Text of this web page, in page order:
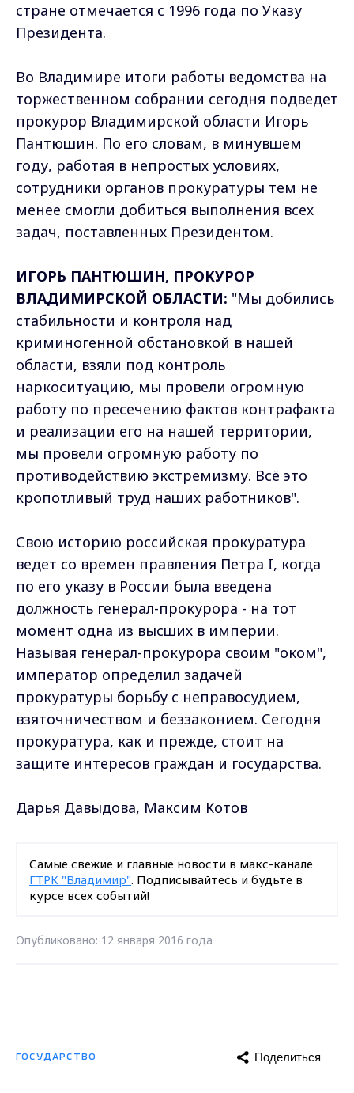
стране отмечается с 1996 года по Указу
Президента.
Во Владимире итоги работы ведомства на
торжественном собрании сегодня подведет
прокурор Владимирской области Игорь
Пантюшин. По его словам, в минувшем
году, работая в непростых условиях,
сотрудники органов прокуратуры тем не
менее смогли добиться выполнения всех
задач, поставленных Президентом.
ИГОРЬ ПАНТЮШИН, ПРОКУРОР
ВЛАДИМИРСКОЙ ОБЛАСТИ: "Мы добились
стабильности и контроля над
криминогенной обстановкой в нашей
области, взяли под контроль
наркоситуацию, мы провели огромную
работу по пресечению фактов контрафакта
и реализации его на нашей территории,
мы провели огромную работу по
противодействию экстремизму. Всё это
кропотливый труд наших работников".
Свою историю российская прокуратура
ведет со времен правления Петра I, когда
по его указу в России была введена
должность генерал-прокурора - на тот
момент одна из высших в империи.
Называя генерал-прокурора своим "оком",
император определил задачей
прокуратуры борьбу с неправосудием,
взяточничеством и беззаконием. Сегодня
прокуратура, как и прежде, стоит на
защите интересов граждан и государства.
Дарья Давыдова, Максим Котов
Самые свежие и главные новости в макс-канале
ГТРК "Владимир". Подписывайтесь и будьте в
курсе всех событий!
Опубликовано: 12 января 2016 года
ГОСУДАРСТВО Поделиться